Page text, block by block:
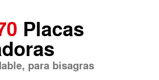
Placas
para bisagras